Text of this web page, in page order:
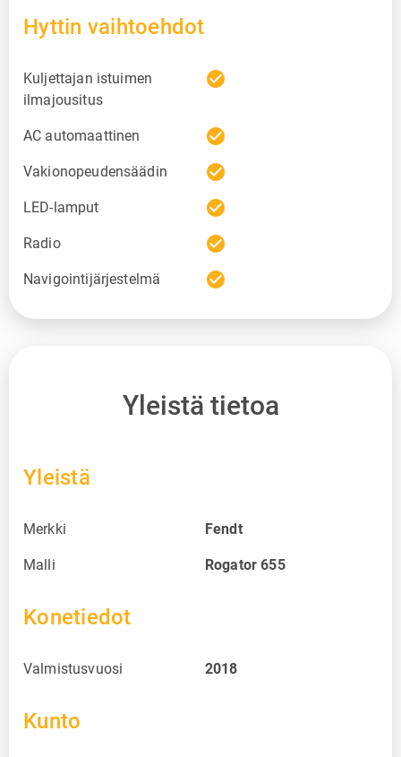
Hyttin vaihtoehdot
Kuljettajan istuimen
ilmajousitus
check_circle
AC automaattinen check_circle
Vakionopeudensäädin check_circle
LED-lamput check_circle
Radio check_circle
Navigointijärjestelmä check_circle
Yleistä tietoa
Yleistä
Merkki Fendt
Malli Rogator 655
Konetiedot
Valmistusvuosi 2018
Kunto